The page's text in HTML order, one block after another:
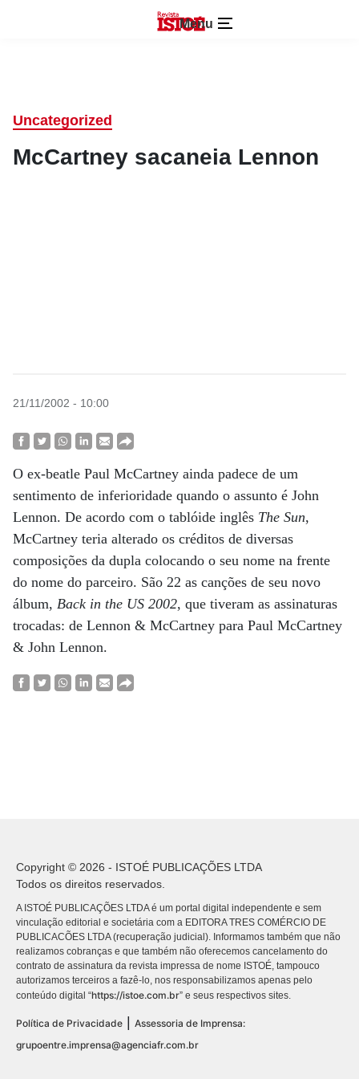
Menu
Uncategorized
McCartney sacaneia Lennon
21/11/2002 - 10:00
O ex-beatle Paul McCartney ainda padece de um
sentimento de inferioridade quando o assunto é John
Lennon. De acordo com o tablóide inglês The Sun,
McCartney teria alterado os créditos de diversas
composições da dupla colocando o seu nome na frente
do nome do parceiro. São 22 as canções de seu novo
álbum, Back in the US 2002, que tiveram as assinaturas
trocadas: de Lennon & McCartney para Paul McCartney
& John Lennon.
Copyright © 2026 - ISTOÉ PUBLICAÇÕES LTDA
Todos os direitos reservados.
A ISTOÉ PUBLICAÇÕES LTDA é um portal digital independente e sem
vinculação editorial e societária com a EDITORA TRES COMÉRCIO DE
PUBLICACÕES LTDA (recuperação judicial). Informamos também que não
realizamos cobranças e que também não oferecemos cancelamento do
contrato de assinatura da revista impressa de nome ISTOÉ, tampouco
autorizamos terceiros a fazê-lo, nos responsabilizamos apenas pelo
conteúdo digital “https://istoe.com.br” e seus respectivos sites.
Política de Privacidade
Assessoria de Imprensa:
grupoentre.imprensa@agenciafr.com.br